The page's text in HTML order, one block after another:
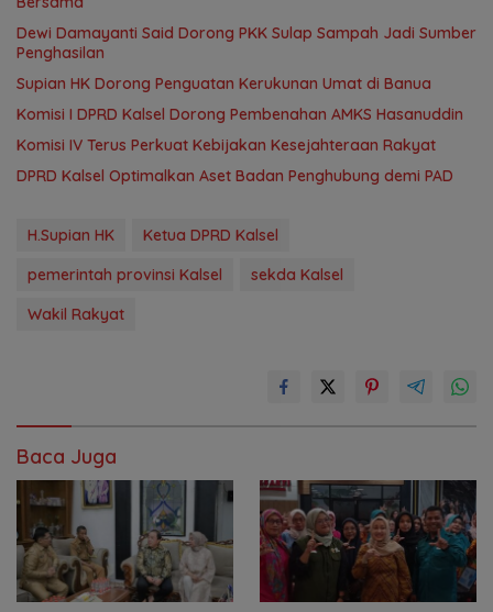
Dewi Damayanti Said Dorong PKK Sulap Sampah Jadi Sumber
Penghasilan
Supian HK Dorong Penguatan Kerukunan Umat di Banua
Komisi I DPRD Kalsel Dorong Pembenahan AMKS Hasanuddin
Komisi IV Terus Perkuat Kebijakan Kesejahteraan Rakyat
‎DPRD Kalsel Optimalkan Aset Badan Penghubung demi PAD
H.Supian HK
Ketua DPRD Kalsel
pemerintah provinsi Kalsel
sekda Kalsel
Wakil Rakyat
Baca Juga